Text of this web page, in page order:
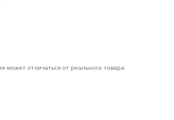
может отличаться от реального товара